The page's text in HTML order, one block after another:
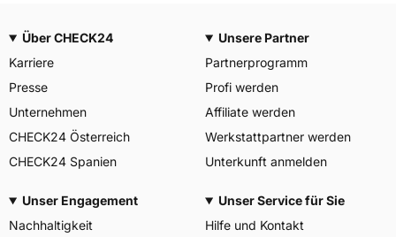
Über CHECK24
Karriere
Presse
Unternehmen
CHECK24 Österreich
CHECK24 Spanien
Unsere Partner
Partnerprogramm
Profi werden
Affiliate werden
Werkstattpartner werden
Unterkunft anmelden
Unser Engagement
Nachhaltigkeit
Unser Service für Sie
Hilfe und Kontakt